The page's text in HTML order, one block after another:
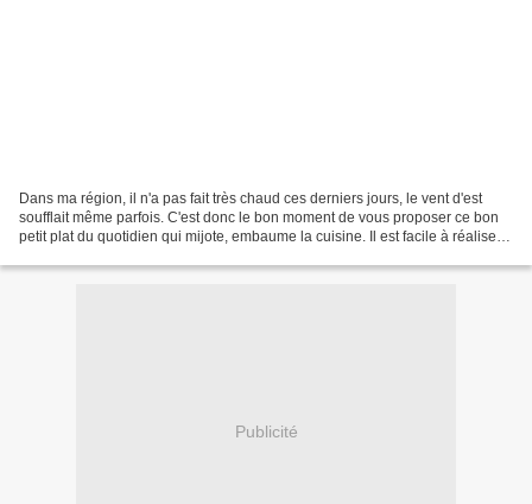
Dans ma région, il n'a pas fait très chaud ces derniers jours, le vent d'est
soufflait même parfois. C'est donc le bon moment de vous proposer ce bon
petit plat du quotidien qui mijote, embaume la cuisine. Il est facile à réaliser,
Publicité